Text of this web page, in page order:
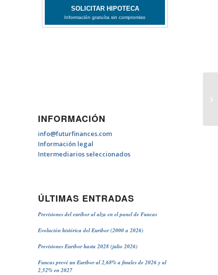
INFORMACIÓN
info@futurfinances.com
Información legal
Intermediarios seleccionados
ÚLTIMAS ENTRADAS
Previsiones del euríbor al alza en el panel de Funcas
Evolución histórica del Euribor (2000 a 2026)
Previsiones Euribor hasta 2028 (julio 2026)
Funcas prevé un Euribor al 2,68% a finales de 2026 y al
2,52% en 2027